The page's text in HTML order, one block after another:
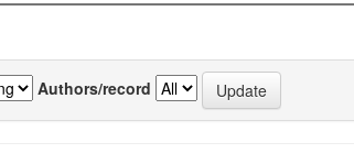
Authors/record